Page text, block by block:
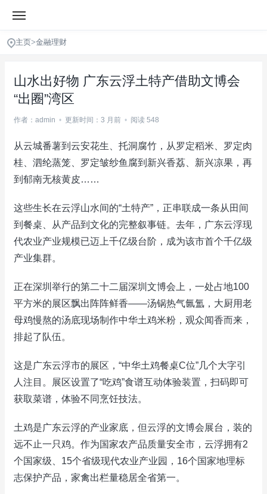
主页>金融理财
山水出好物 广东云浮土特产借助文博会
“出圈”湾区
作者：admin • 更新时间：3 月前 • 阅读 548
从云城番薯到云安花生、托洞腐竹，从罗定稻米、罗定肉
桂、泗纶蒸笼、罗定皱纱鱼腐到新兴香荔、新兴凉果，再
到郁南无核黄皮……
这些生长在云浮山水间的“土特产”，正串联成一条从田间
到餐桌、从产品到文化的完整叙事链。去年，广东云浮现
代农业产业规模已迈上千亿级台阶，成为该市首个千亿级
产业集群。
正在深圳举行的第二十二届深圳文博会上，一处占地100
平方米的展区飘出阵阵鲜香——汤锅热气氤氲，大厨用老
母鸡慢熬的汤底现场制作中华土鸡米粉，观众闻香而来，
排起了队伍。
这是广东云浮市的展区，“中华土鸡餐桌C位”几个大字引
人注目。展区设置了“吃鸡”食谱互动体验装置，扫码即可
获取菜谱，体验不同烹饪技法。
土鸡是广东云浮的产业家底，但云浮的文博会展台，装的
远不止一只鸡。作为国家农产品质量安全市，云浮拥有2
个国家级、15个省级现代农业产业园，16个国家地理标
志保护产品，家禽出栏量稳居全省第一。